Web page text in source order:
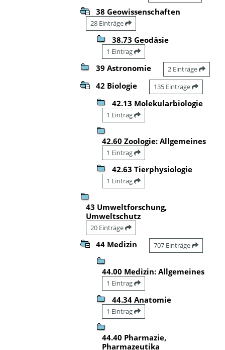
38 Geowissenschaften
28 Einträge
38.73 Geodäsie
1 Eintrag
39 Astronomie 2 Einträge
42 Biologie 135 Einträge
42.13 Molekularbiologie
1 Eintrag
42.60 Zoologie: Allgemeines
1 Eintrag
42.63 Tierphysiologie
1 Eintrag
43 Umweltforschung,
Umweltschutz
20 Einträge
44 Medizin 707 Einträge
44.00 Medizin: Allgemeines
1 Eintrag
44.34 Anatomie
1 Eintrag
44.40 Pharmazie,
Pharmazeutika